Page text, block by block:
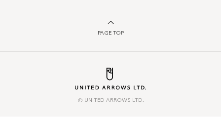
PAGE TOP
© UNITED ARROWS LTD.